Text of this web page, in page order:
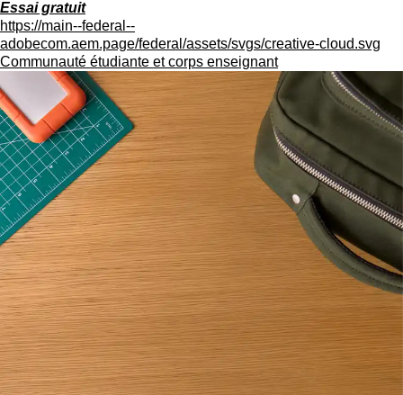
Essai gratuit
https://main--federal--
adobecom.aem.page/federal/assets/svgs/creative-cloud.svg
Communauté étudiante et corps enseignant